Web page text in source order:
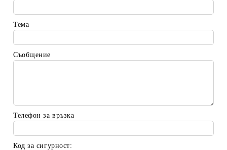
Тема
Съобщение
Телефон за връзка
Код за сигурност: